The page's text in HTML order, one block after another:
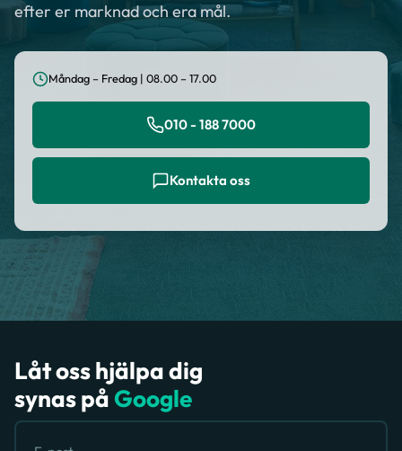
efter er marknad och era mål.
Måndag – Fredag | 08.00 – 17.00
010 - 188 7000
Kontakta oss
Låt oss hjälpa dig
synas på Google